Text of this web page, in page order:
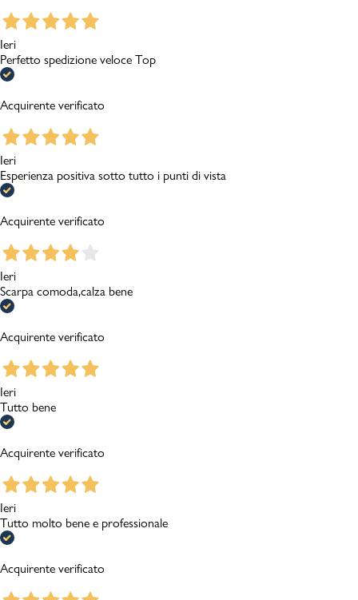
Ieri
Perfetto spedizione veloce Top
Acquirente verificato
Ieri
Esperienza positiva sotto tutto i punti di vista
Acquirente verificato
Ieri
Scarpa comoda,calza bene
Acquirente verificato
Ieri
Tutto bene
Acquirente verificato
Ieri
Tutto molto bene e professionale
Acquirente verificato